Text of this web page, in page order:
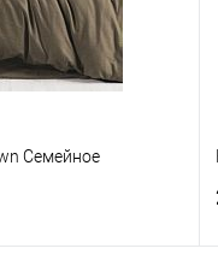
Семейное